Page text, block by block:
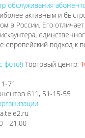
обслуживания
активным и
в России. Его
европейский подход к
фото!) Торговый центр:
71
611, 51-15-55
- 21:00